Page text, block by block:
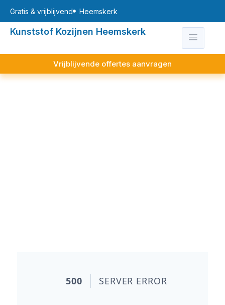
Gratis & vrijblijvend Heemskerk
Kunststof Kozijnen Heemskerk
Vrijblijvende offertes aanvragen